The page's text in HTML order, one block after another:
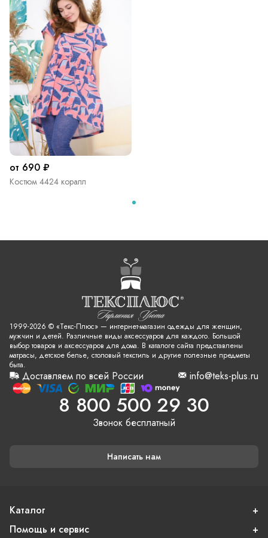
от 690 ₽
Костюм 4424 коралл
1999-2026 © «Текс-Плюс» — интернет-магазин одежды для женщин,
мужчин и детей. Различные виды аксессуаров для каждого. Большой
выбор товаров и аксессуаров для дома. В каталоге сайта представлены
матрасы, детское белье, столовый текстиль и другие полезные предметы
быта.
Доставляем по всей России info@teks-plus.ru
8 800 500 29 30
Звонок бесплатный
Написать нам
Каталог
Помощь и сервис